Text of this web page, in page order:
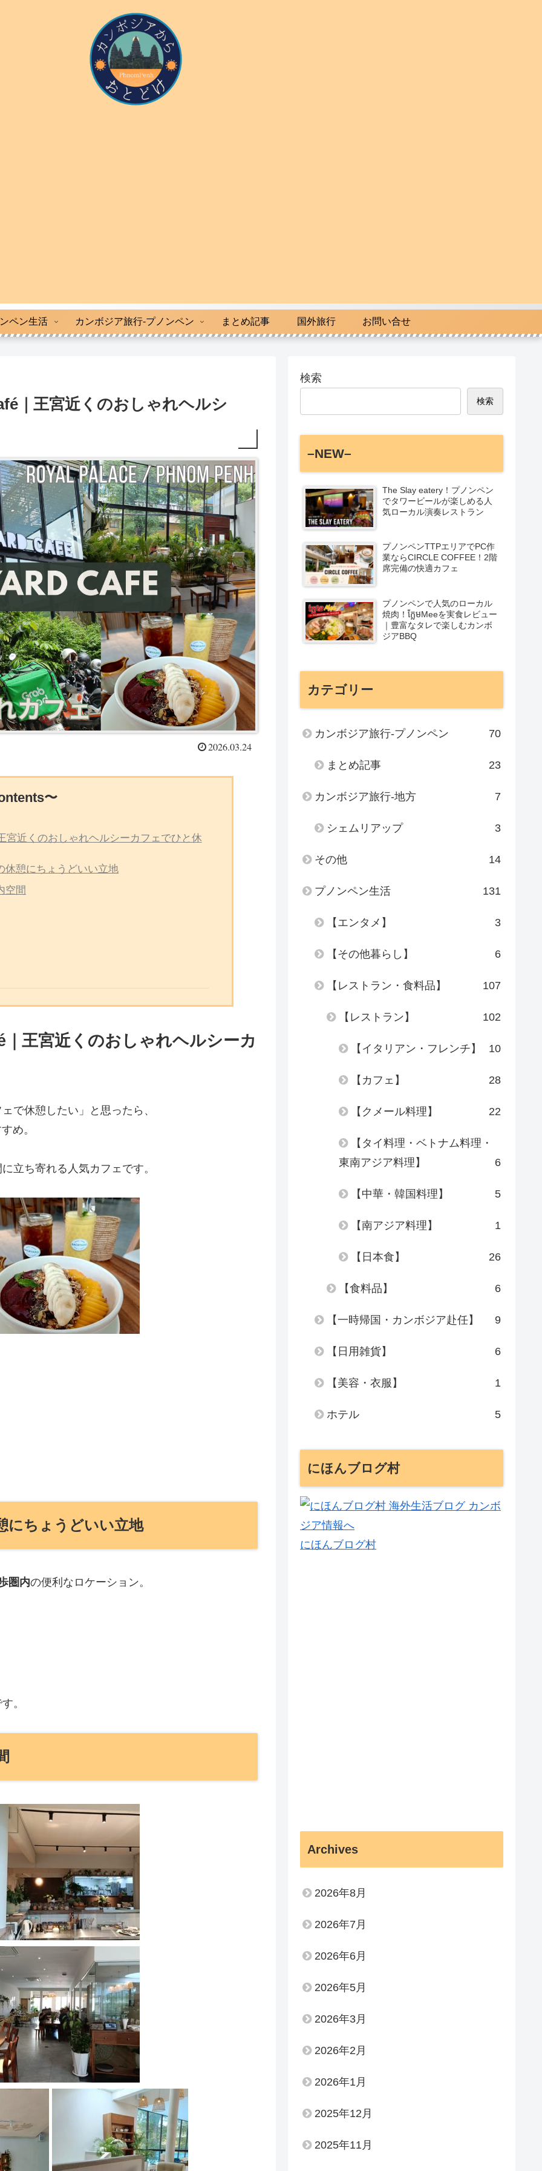
ペン生活 カンボジア旅行-プノンペン まとめ記事 国外旅行 お問い合せ
｜王宮近くのおしゃれヘルシ
2026.03.24
〜
宮近くのおしゃれヘルシーカフェでひと休
休憩にちょうどいい立地
空間
王宮近くのおしゃれヘルシーカ
で休憩したい」と思ったら、
め。
立ち寄れる人気カフェです。
にちょうどいい立地
圏内の便利なロケーション。
。
検索
検索
–NEW–
The Slay eatery！プノンペン
でタワービールが楽しめる人
気ローカル演奏レストラン
プノンペンTTPエリアでPC作
業ならCIRCLE COFFEE！2階
席完備の快適カフェ
プノンペンで人気のローカル
焼肉！ក្លែមMeeを実食レビュー
｜豊富なタレで楽しむカンボ
ジアBBQ
カテゴリー
カンボジア旅行-プノンペン 70
まとめ記事 23
カンボジア旅行-地方 7
シェムリアップ 3
その他 14
プノンペン生活 131
【エンタメ】 3
【その他暮らし】 6
【レストラン・食料品】 107
【レストラン】 102
【イタリアン・フレンチ】 10
【カフェ】 28
【クメール料理】 22
【タイ料理・ベトナム料理・
東南アジア料理】
6
【中華・韓国料理】 5
【南アジア料理】 1
【日本食】 26
【食料品】 6
【一時帰国・カンボジア赴任】 9
【日用雑貨】 6
【美容・衣服】 1
ホテル 5
にほんブログ村
にほんブログ村
Archives
2026年8月
2026年7月
2026年6月
2026年5月
2026年3月
2026年2月
2026年1月
2025年12月
2025年11月